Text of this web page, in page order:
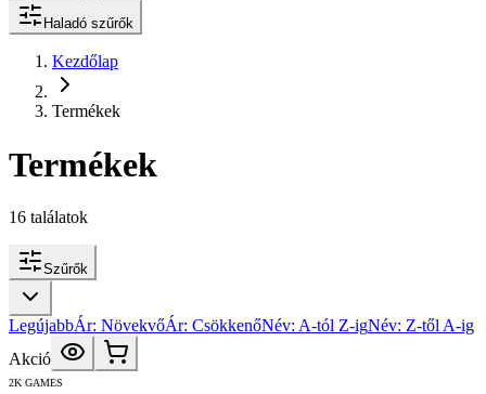
Haladó szűrők
Kezdőlap
Termékek
Termékek
16 találatok
Szűrők
LegújabbÁr: NövekvőÁr: CsökkenőNév: A-tól Z-igNév: Z-től A-ig
Akció
2K GAMES